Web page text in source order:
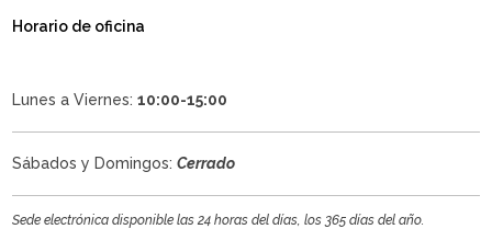
Horario de oficina
Lunes a Viernes:10:00-15:00
Sábados y Domingos:Cerrado
Sede electrónica disponible las 24 horas del días, los 365 días del año.